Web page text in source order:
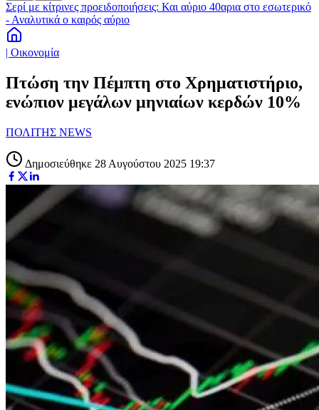
Σερί με κίτρινες προειδοποιήσεις: Και αύριο 40αρια στο εσωτερικό
- Αναλυτικά ο καιρός αύριο
| Οικονομία
Πτώση την Πέμπτη στο Χρηματιστήριο,
ενώπιον μεγάλων μηνιαίων κερδών 10%
ΠΟΛΙΤΗΣ NEWS
Δημοσιεύθηκε 28 Αυγούστου 2025 19:37